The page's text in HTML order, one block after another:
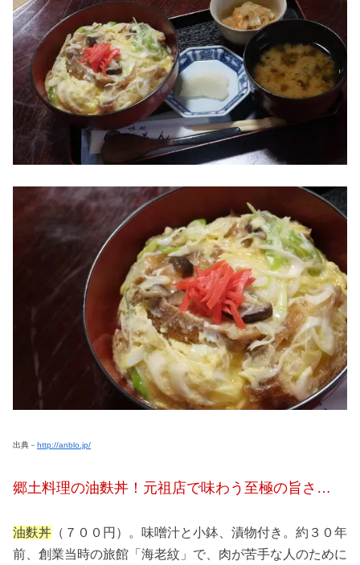
出典－ http://anblo.jp/
郷土料理の油麩丼！元祖店で味わう至極の旨さ…
油麩丼 （７００円）。味噌汁と小鉢、漬物付き。約３０年
前、創業当時の旅館「海老紋」で、肉が苦手な人のために